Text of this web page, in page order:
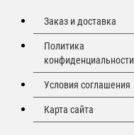
Заказ и доставка
Политика
конфиденциальности
Условия соглашения
Карта сайта